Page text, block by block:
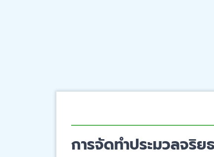
การจัดทำประมวลจริ